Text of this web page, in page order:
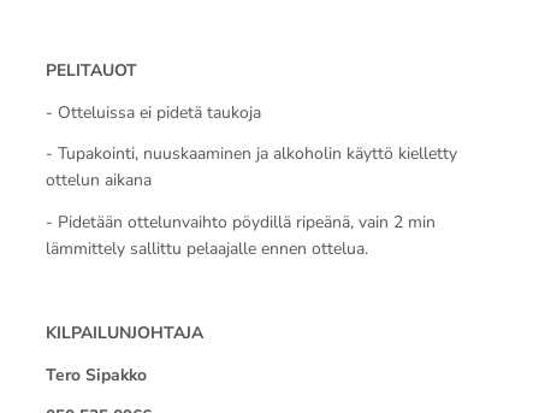
PELITAUOT
- Otteluissa ei pidetä taukoja
- Tupakointi, nuuskaaminen ja alkoholin käyttö kielletty
ottelun aikana
- Pidetään ottelunvaihto pöydillä ripeänä, vain 2 min
lämmittely sallittu pelaajalle ennen ottelua.
KILPAILUNJOHTAJA
Tero Sipakko